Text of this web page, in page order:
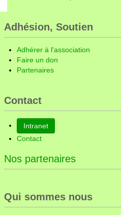
Adhésion, Soutien
Adhérer à l'association
Faire un don
Partenaires
Contact
Intranet
Contact
Nos partenaires
Qui sommes nous